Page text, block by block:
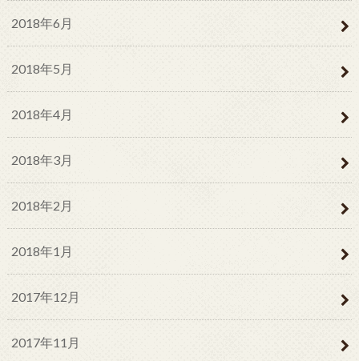
2018年6月
2018年5月
2018年4月
2018年3月
2018年2月
2018年1月
2017年12月
2017年11月